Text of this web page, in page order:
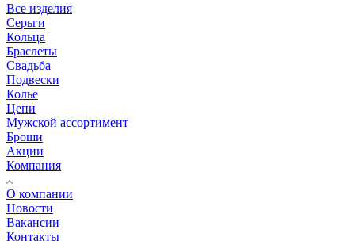
Все изделия
Серьги
Кольца
Браслеты
Свадьба
Подвески
Колье
Цепи
Мужской ассортимент
Броши
Акции
Компания
О компании
Новости
Вакансии
Контакты